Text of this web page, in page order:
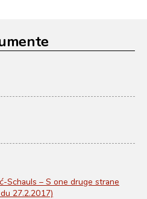
Schauls – S one druge strane
27.2.2017)